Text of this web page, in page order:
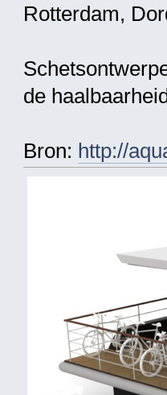
Rotterdam,
de
Bron: http://